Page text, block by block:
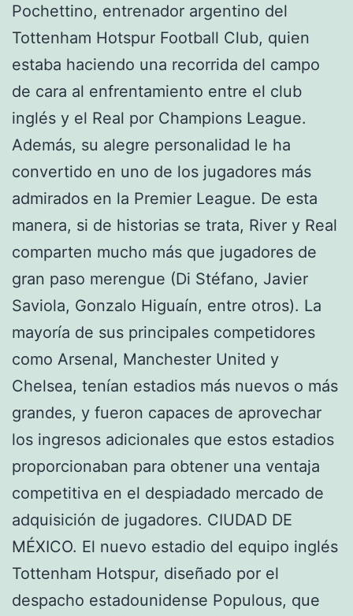
Pochettino, entrenador argentino del
Tottenham Hotspur Football Club, quien
estaba haciendo una recorrida del campo
de cara al enfrentamiento entre el club
inglés y el Real por Champions League.
Además, su alegre personalidad le ha
convertido en uno de los jugadores más
admirados en la Premier League. De esta
manera, si de historias se trata, River y Real
comparten mucho más que jugadores de
gran paso merengue (Di Stéfano, Javier
Saviola, Gonzalo Higuaín, entre otros). La
mayoría de sus principales competidores
como Arsenal, Manchester United y
Chelsea, tenían estadios más nuevos o más
grandes, y fueron capaces de aprovechar
los ingresos adicionales que estos estadios
proporcionaban para obtener una ventaja
competitiva en el despiadado mercado de
adquisición de jugadores. CIUDAD DE
MÉXICO. El nuevo estadio del equipo inglés
Tottenham Hotspur, diseñado por el
despacho estadounidense Populous, que